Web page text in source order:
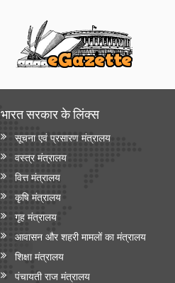
भारत सरकार के लिंक्‍स
सूचना एवं प्रसारण मंत्रालय
वस्त्र मंत्रालय
वित्त मंत्रालय
कृषि मंत्रालय
गृह मंत्रालय
आवासन और शहरी मामलों का मंत्रालय
शिक्षा मंत्रालय
पंचायती राज मंत्रालय